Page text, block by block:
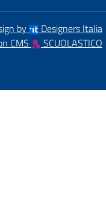
by
Designers Italia
CMS
SCUOLASTICO